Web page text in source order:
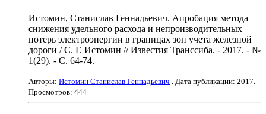
Истомин, Станислав Геннадьевич. Апробация метода
снижения удельного расхода и непроизводительных
потерь электроэнергии в границах зон учета железной
дороги / С. Г. Истомин // Известия Транссиба. - 2017. - №
1(29). - С. 64-74.
Авторы: Истомин Станислав Геннадьевич . Дата публикации: 2017.
Просмотров: 444